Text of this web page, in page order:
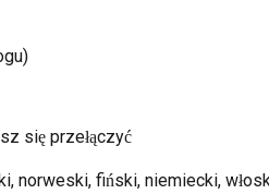
się przełączyć
norweski, fiński, niemiecki,